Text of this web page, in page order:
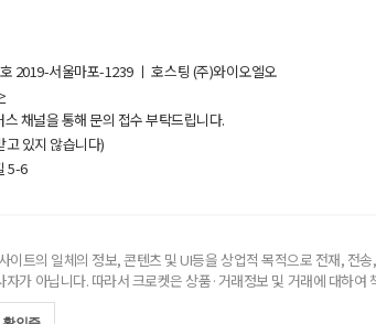
2019-서울마포-1239 ㅣ 호스팅 (주)와이오엘오
채널을 통해 문의 접수 부탁드립니다.
있지 않습니다)
5-6
이트의 일체의 정보, 콘텐츠 및 UI등을 상업적 목적으로 전재, 전
가 아닙니다. 따라서 크로켓은 상품·거래정보 및 거래에 대하여